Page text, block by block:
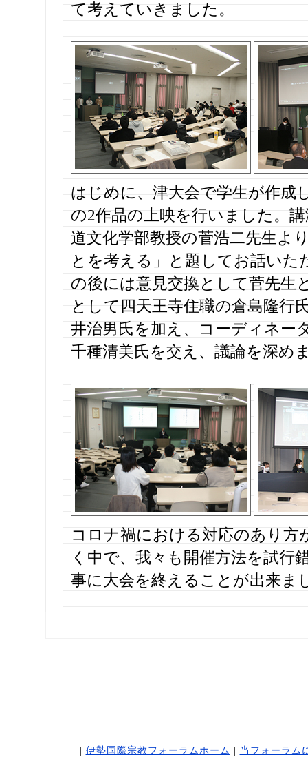
て考えていきました。
はじめに、津大会で学生が作成
の2作品の上映を行いました。
道文化学部教授の菅浩二先生よ
とを考える」と題してお話いた
の後には意見交換として菅先生
として四天王寺住職の倉島隆行
井治男氏を加え、コーディネー
千種清美氏を交え、議論を深め
コロナ禍における対応のあり方
く中で、我々も開催方法を試行
事に大会を終えることが出来ま
伊勢国際宗教フォーラムホーム 当フォーラム